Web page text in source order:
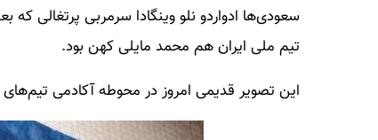
سعودی‌ها ادواردو نلو وینگادا سرمربی پرتغالی
تیم ملی ایران هم محمد مایلی کهن بود.
این تصویر قدیمی امروز در محوطه آکادمی